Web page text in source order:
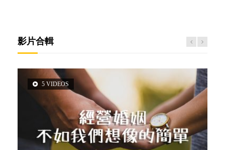
影片合輯
5 VIDEOS
3 VIDEOS
14 VIDEOS
2 VIDEOS
6 VIDEOS